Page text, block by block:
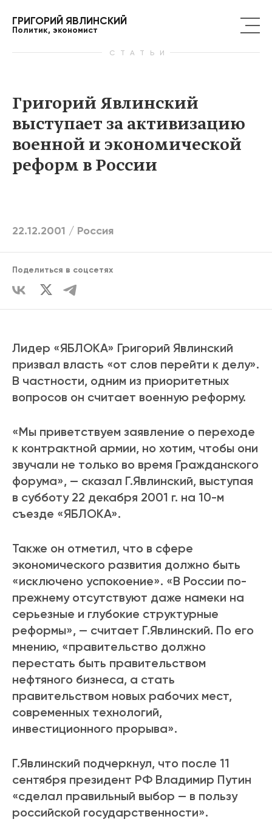
ГРИГОРИЙ ЯВЛИНСКИЙ
Политик, экономист
СТАТЬИ
Григорий Явлинский
выступает за активизацию
военной и экономической
реформ в России
22.12.2001 / Россия
Поделиться в соцсетях
Лидер «ЯБЛОКА» Григорий Явлинский
призвал власть «от слов перейти к делу».
В частности, одним из приоритетных
вопросов он считает военную реформу.
«Мы приветствуем заявление о переходе
к контрактной армии, но хотим, чтобы они
звучали не только во время Гражданского
форума», — сказал Г.Явлинский, выступая
в субботу 22 декабря 2001 г. на 10-м
съезде «ЯБЛОКА».
Также он отметил, что в сфере
экономического развития должно быть
«исключено успокоение». «В России по-
прежнему отсутствуют даже намеки на
серьезные и глубокие структурные
реформы», — считает Г.Явлинский. По его
мнению, «правительство должно
перестать быть правительством
нефтяного бизнеса, а стать
правительством новых рабочих мест,
современных технологий,
инвестиционного прорыва».
Г.Явлинский подчеркнул, что после 11
сентября президент РФ Владимир Путин
«сделал правильный выбор — в пользу
российской государственности».